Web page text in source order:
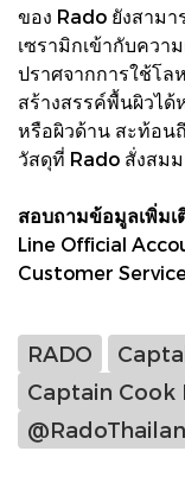
ของ Rado ยังสาม
เซรามิกเข้ากับควา
ปราศจากการใช้โล
สร้างสรรค์พื้นผิวได้
หรือผิวด้าน สะท้อน
วัสดุที่ Rado สั่งสม
สอบถามข้อมูลเพิ่มเ
Line Official
Customer
RADO
Captain Cook